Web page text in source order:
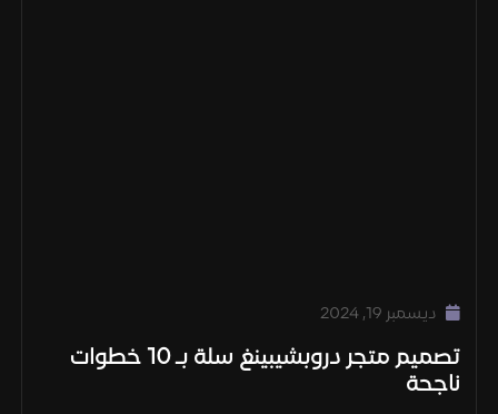
ديسمبر 19, 2024
تصميم متجر دروبشيبينغ سلة بـ 10 خطوات
ناجحة